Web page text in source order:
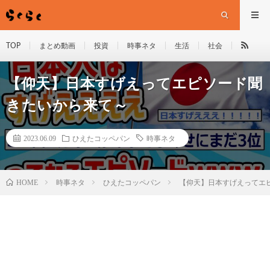
TOP まとめ動画 投資 時事ネタ 生活 社会
【仰天】日本すげえってエピソード聞
きたいから来て～
2023.06.09 ひえたコッペパン 時事ネタ
HOME 時事ネタ ひえたコッペパン 【仰天】日本すげえって